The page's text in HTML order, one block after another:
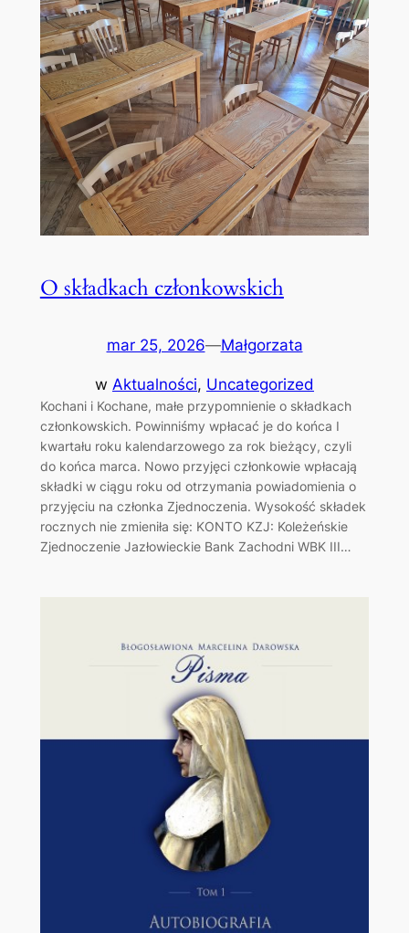
O składkach członkowskich
mar 25, 2026—Małgorzata
w Aktualności, Uncategorized
Kochani i Kochane, małe przypomnienie o składkach
członkowskich. Powinniśmy wpłacać je do końca I
kwartału roku kalendarzowego za rok bieżący, czyli
do końca marca. Nowo przyjęci członkowie wpłacają
składki w ciągu roku od otrzymania powiadomienia o
przyjęciu na członka Zjednoczenia. Wysokość składek
rocznych nie zmieniła się: KONTO KZJ: Koleżeńskie
Zjednoczenie Jazłowieckie Bank Zachodni WBK III…